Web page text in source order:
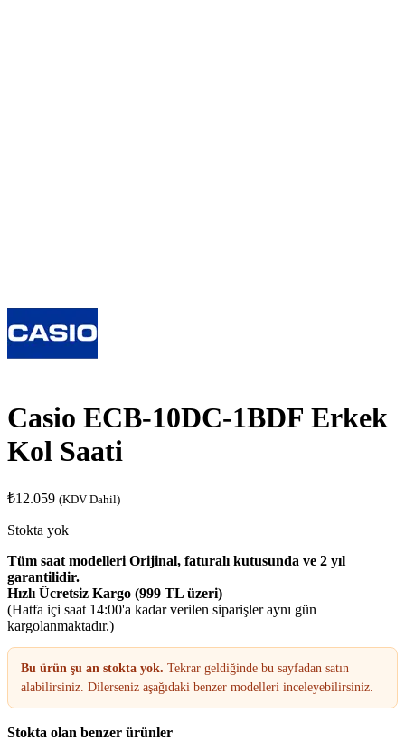
Casio ECB-10DC-1BDF Erkek
Kol Saati
₺12.059 (KDV Dahil)
Stokta yok
Tüm saat modelleri Orijinal, faturalı kutusunda ve 2 yıl
garantilidir.
Hızlı Ücretsiz Kargo (999 TL üzeri)
(Hatfa içi saat 14:00'a kadar verilen siparişler aynı gün
kargolanmaktadır.)
Bu ürün şu an stokta yok. Tekrar geldiğinde bu sayfadan satın
alabilirsiniz. Dilerseniz aşağıdaki benzer modelleri inceleyebilirsiniz.
Stokta olan benzer ürünler